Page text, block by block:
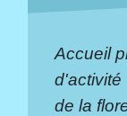
Accueil
d'activité
de la